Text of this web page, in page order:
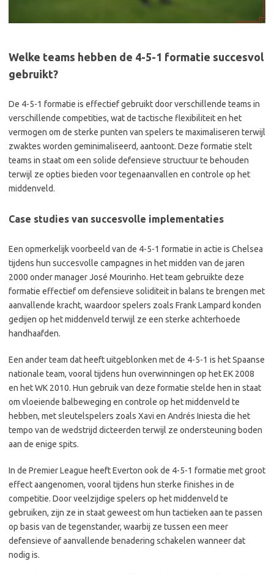
Welke teams hebben de 4-5-1 formatie succesvol
gebruikt?
De 4-5-1 formatie is effectief gebruikt door verschillende teams in
verschillende competities, wat de tactische flexibiliteit en het
vermogen om de sterke punten van spelers te maximaliseren terwijl
zwaktes worden geminimaliseerd, aantoont. Deze formatie stelt
teams in staat om een solide defensieve structuur te behouden
terwijl ze opties bieden voor tegenaanvallen en controle op het
middenveld.
Case studies van succesvolle implementaties
Een opmerkelijk voorbeeld van de 4-5-1 formatie in actie is Chelsea
tijdens hun succesvolle campagnes in het midden van de jaren
2000 onder manager José Mourinho. Het team gebruikte deze
formatie effectief om defensieve soliditeit in balans te brengen met
aanvallende kracht, waardoor spelers zoals Frank Lampard konden
gedijen op het middenveld terwijl ze een sterke achterhoede
handhaafden.
Een ander team dat heeft uitgeblonken met de 4-5-1 is het Spaanse
nationale team, vooral tijdens hun overwinningen op het EK 2008
en het WK 2010. Hun gebruik van deze formatie stelde hen in staat
om vloeiende balbeweging en controle op het middenveld te
hebben, met sleutelspelers zoals Xavi en Andrés Iniesta die het
tempo van de wedstrijd dicteerden terwijl ze ondersteuning boden
aan de enige spits.
In de Premier League heeft Everton ook de 4-5-1 formatie met groot
effect aangenomen, vooral tijdens hun sterke finishes in de
competitie. Door veelzijdige spelers op het middenveld te
gebruiken, zijn ze in staat geweest om hun tactieken aan te passen
op basis van de tegenstander, waarbij ze tussen een meer
defensieve of aanvallende benadering schakelen wanneer dat
nodig is.